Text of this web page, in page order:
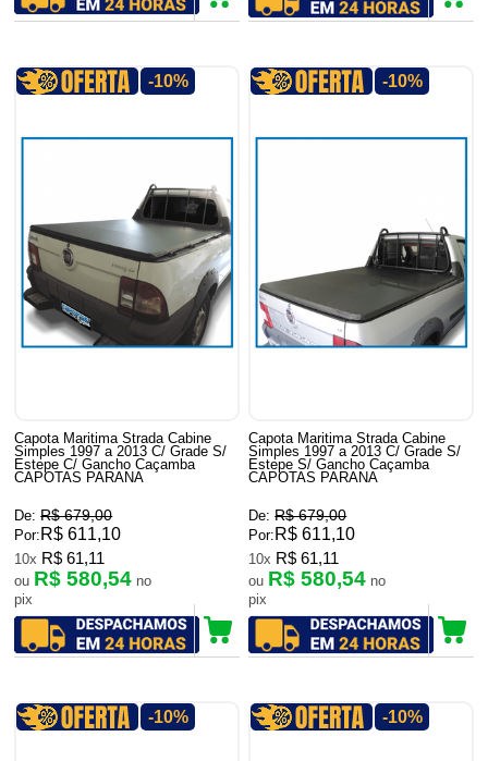
-10%
Capota Maritima Strada Cabine
Simples 1997 a 2013 C/ Grade S/
Estepe C/ Gancho Caçamba
CAPOTAS PARANA
De: R$ 679,00
Por: R$ 611,10
10x R$ 61,11
ou R$ 580,54 no
pix
-10%
Capota Maritima Strada Cabine
Simples 1997 a 2013 C/ Grade S/
Estepe S/ Gancho Caçamba
CAPOTAS PARANA
De: R$ 679,00
Por: R$ 611,10
10x R$ 61,11
ou R$ 580,54 no
pix
-10% -10%